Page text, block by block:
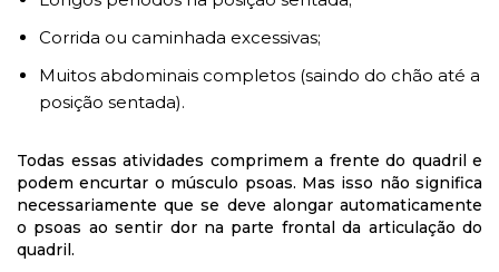
Corrida ou caminhada excessivas;
Muitos abdominais completos (saindo do chão até a
posição sentada).
Todas essas atividades comprimem a frente do quadril e
podem encurtar o músculo psoas. Mas isso não significa
necessariamente que se deve alongar automaticamente
o psoas ao sentir dor na parte frontal da articulação do
quadril.